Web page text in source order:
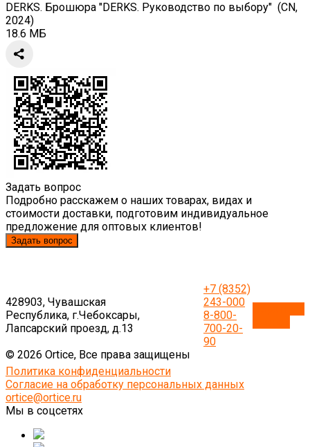
DERKS. Брошюра "DERKS. Руководство по выбору" (CN,
2024)
18.6 МБ
Задать вопрос
Подробно расскажем о наших товарах, видах и
стоимости доставки, подготовим индивидуальное
предложение для оптовых клиентов!
Задать вопрос
428903, Чувашская
Республика, г.Чебоксары,
Лапсарский проезд, д.13
+7 (8352)
243-000
8-800-
700-20-
90
© 2026 Ortice, Все права защищены
Политика конфиденциальности
Согласие на обработку персональных данных
ortice@ortice.ru
Мы в соцсетях